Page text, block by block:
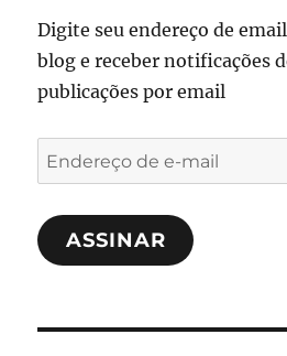
Digite seu endereço de
blog e receber notificações
publicações por email
Endereço
de
e-
mailASSINAR